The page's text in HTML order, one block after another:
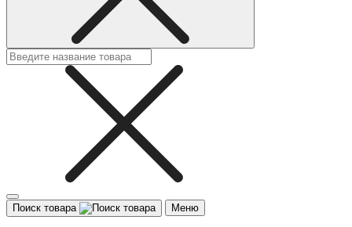
Поиск товара Меню